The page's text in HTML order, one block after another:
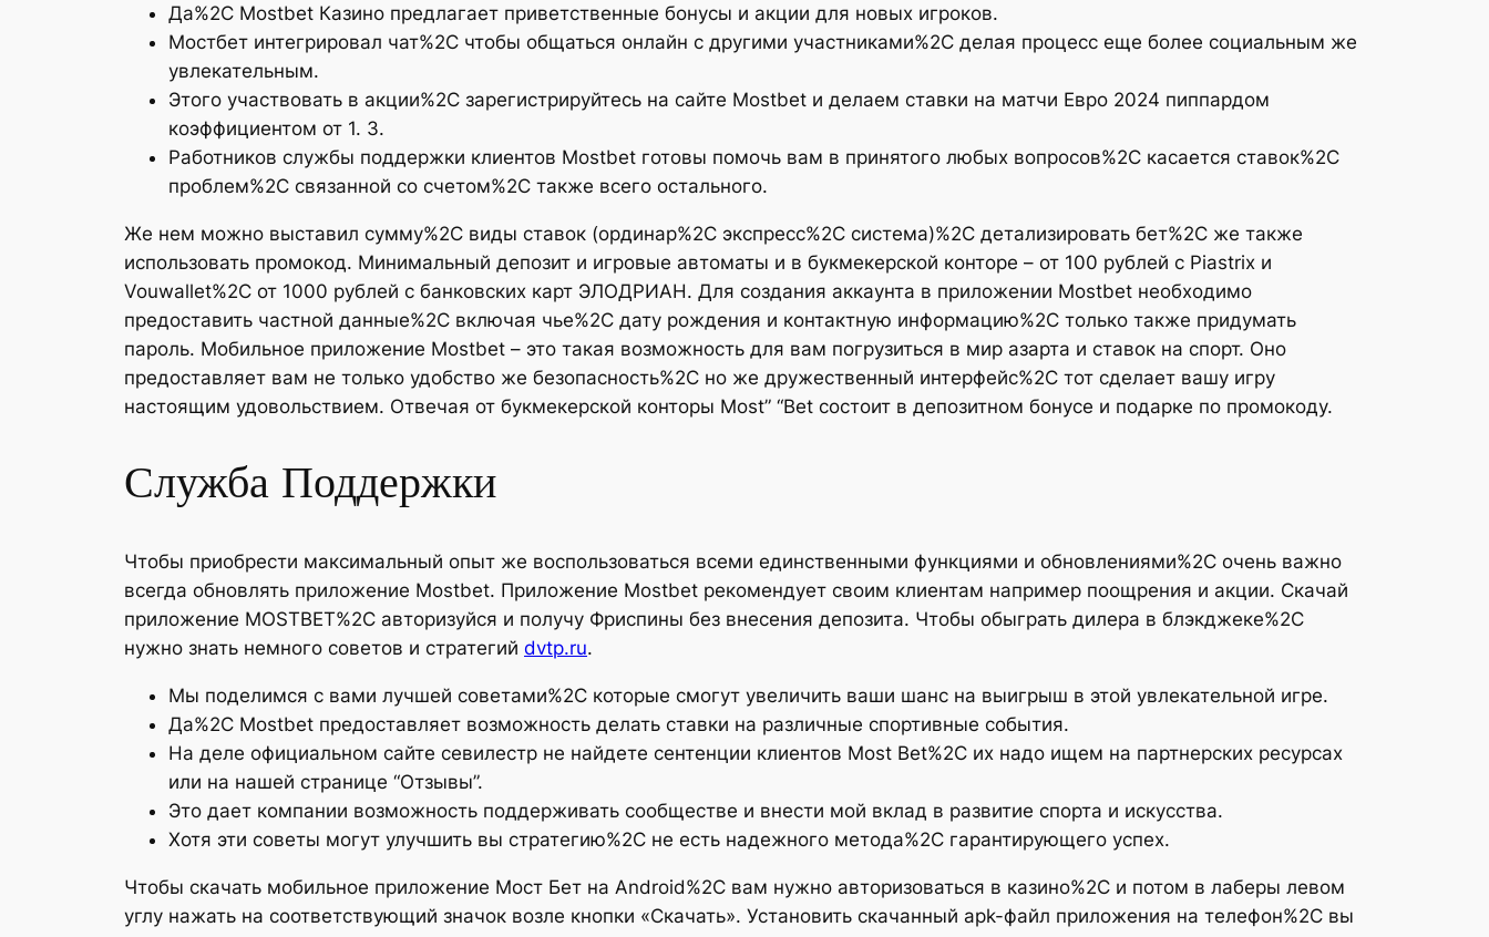
Да%2C Mostbet Казино предлагает приветственные бонусы и акции для новых игроков.
Мостбет интегрировал чат%2C чтобы общаться онлайн с другими участниками%2C делая процесс еще более социальным же
увлекательным.
Этого участвовать в акции%2C зарегистрируйтесь на сайте Mostbet и делаем ставки на матчи Евро 2024 пиппардом
коэффициентом от 1. 3.
Работников службы поддержки клиентов Mostbet готовы помочь вам в принятого любых вопросов%2C касается ставок%2C
проблем%2C связанной со счетом%2C также всего остального.
Же нем можно выставил сумму%2C виды ставок (ординар%2C экспресс%2C система)%2C детализировать бет%2C же также
использовать промокод. Минимальный депозит и игровые автоматы и в букмекерской конторе – от 100 рублей с Piastrix и
Vouwallet%2C от 1000 рублей с банковских карт ЭЛОДРИАН. Для создания аккаунта в приложении Mostbet необходимо
предоставить частной данные%2C включая чье%2C дату рождения и контактную информацию%2C только также придумать
пароль. Мобильное приложение Mostbet – это такая возможность для вам погрузиться в мир азарта и ставок на спорт. Оно
предоставляет вам не только удобство же безопасность%2C но же дружественный интерфейс%2C тот сделает вашу игру
настоящим удовольствием. Отвечая от букмекерской конторы Most” “Bet состоит в депозитном бонусе и подарке по промокоду.
Служба Поддержки
Чтобы приобрести максимальный опыт же воспользоваться всеми единственными функциями и обновлениями%2C очень важно
всегда обновлять приложение Mostbet. Приложение Mostbet рекомендует своим клиентам например поощрения и акции. Скачай
приложение MOSTBET%2C авторизуйся и получу Фриспины без внесения депозита. Чтобы обыграть дилера в блэкджеке%2C
нужно знать немного советов и стратегий dvtp.ru.
Мы поделимся с вами лучшей советами%2C которые смогут увеличить ваши шанс на выигрыш в этой увлекательной игре.
Да%2C Mostbet предоставляет возможность делать ставки на различные спортивные события.
На деле официальном сайте севилестр не найдете сентенции клиентов Most Bet%2C их надо ищем на партнерских ресурсах
или на нашей странице “Отзывы”.
Это дает компании возможность поддерживать сообществе и внести мой вклад в развитие спорта и искусства.
Хотя эти советы могут улучшить вы стратегию%2C не есть надежного метода%2C гарантирующего успех.
Чтобы скачать мобильное приложение Мост Бет на Android%2C вам нужно авторизоваться в казино%2C и потом в лаберы левом
углу нажать на соответствующий значок возле кнопки «Скачать». Установить скачанный apk-файл приложения на телефон%2C вы